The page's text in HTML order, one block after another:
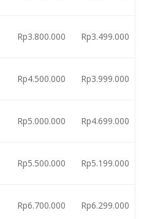
Rp3.800.000 Rp3.499.000
Rp4.500.000 Rp3.999.000
Rp5.000.000 Rp4.699.000
Rp5.500.000 Rp5.199.000
Rp6.700.000 Rp6.299.000